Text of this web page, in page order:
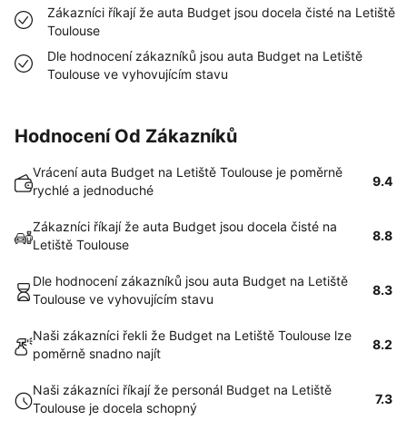
Zákazníci říkají že auta Budget jsou docela čisté na Letiště
Toulouse
Dle hodnocení zákazníků jsou auta Budget na Letiště
Toulouse ve vyhovujícím stavu
Hodnocení Od Zákazníků
Vrácení auta Budget na Letiště Toulouse je poměrně
rychlé a jednoduché
9.4
Zákazníci říkají že auta Budget jsou docela čisté na
Letiště Toulouse
8.8
Dle hodnocení zákazníků jsou auta Budget na Letiště
Toulouse ve vyhovujícím stavu
8.3
Naši zákazníci řekli že Budget na Letiště Toulouse lze
poměrně snadno najít
8.2
Naši zákazníci říkají že personál Budget na Letiště
Toulouse je docela schopný
7.3